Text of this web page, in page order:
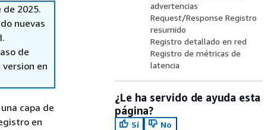
de 2025.
nuevas
de
en
capa de
en
advertencias
Request/Response Registro
resumido
Registro detallado en red
Registro de métricas de
latencia
¿Le ha servido de ayuda esta
página?
Sí
No